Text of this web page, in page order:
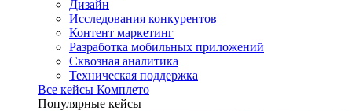
Дизайн
Исследования конкурентов
Контент маркетинг
Разработка мобильных приложений
Сквозная аналитика
Техническая поддержка
Все кейсы Комплето
Популярные кейсы